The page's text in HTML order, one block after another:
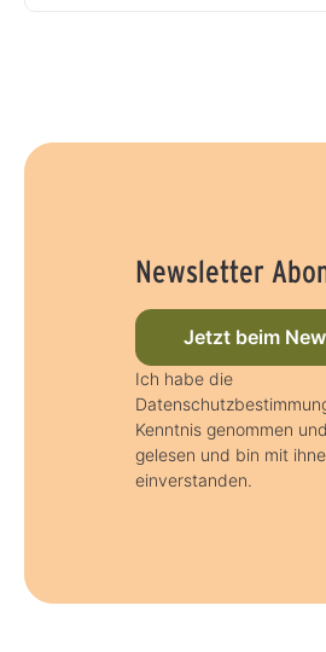
Newsletter
Jetzt beim
Ich habe die
Kenntnis genommen
gelesen und bin mit
einverstanden.